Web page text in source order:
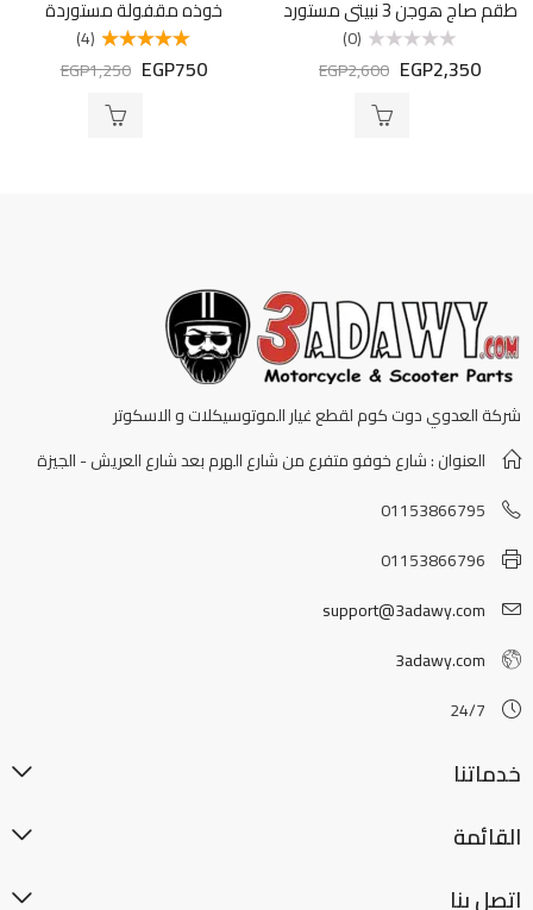
طقم صاج هوجن 3 نبيتى مستورد
التقييم
(0)
EGP2,350
EGP2,600
خوذه مقفولة مستوردة
5.00من 5
(4)
EGP750
EGP1,250
شركة العدوي دوت كوم لقطع غيار الموتوسيكلات و الاسكوتر
العنوان : شارع خوفو متفرع من شارع الهرم بعد شارع العريش - الجيزة
01153866795
01153866796
support@3adawy.com
3adawy.com
24/7
خدماتنا
القائمة
اتصل بنا